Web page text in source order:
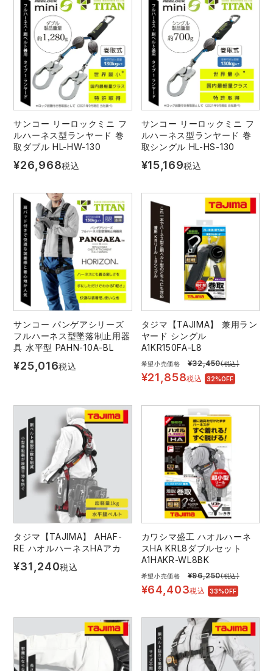
サンコー リーロックミニ フ
ルハーネス型ランヤード 巻
取ダブル HL-HW-130
¥26,968税込
サンコー リーロックミニ フ
ルハーネス型ランヤード 巻
取シングル HL-HS-130
¥15,169税込
サンコー パンゲアシリーズ
フルハーネス型墜落制止用器
具 水平型 PAHN-10A-BL
¥25,016税込
タジマ【TAJIMA】 兼用ラン
ヤード シングル
A1KR150FA-L8
希望小売価格 ¥32,450(税込)
¥21,858税込 32%OFF
タジマ【TAJIMA】 AHAF-
RE ハオルハーネスHAアカ
¥31,240税込
カワシマ盛工 ハオルハーネ
スHA KRL8ダブルセット
A1HAKR-WL8BK
希望小売価格 ¥96,250(税込)
¥64,403税込 33%OFF